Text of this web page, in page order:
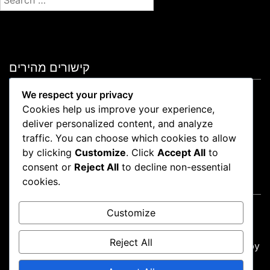
e
קישורים מהירים
צור קשר
קוקיות ומעקב
אודות
תנאים והגבלות
מדיניות פרטיות
Language
Proudly powered by WordPress
Theme: news-box by
wpthemespace.com.
We respect your privacy
Cookies help us improve your experience,
deliver personalized content, and analyze
traffic. You can choose which cookies to allow
by clicking Customize. Click Accept All to
consent or Reject All to decline non-essential
cookies.
Customize
Reject All